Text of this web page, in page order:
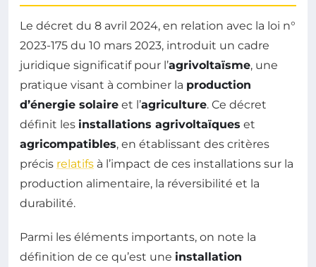
Le décret du 8 avril 2024, en relation avec la loi n°
2023-175 du 10 mars 2023, introduit un cadre
juridique significatif pour l’agrivoltaïsme, une
pratique visant à combiner la production
d’énergie solaire et l’agriculture. Ce décret
définit les installations agrivoltaïques et
agricompatibles, en établissant des critères
précis relatifs à l’impact de ces installations sur la
production alimentaire, la réversibilité et la
durabilité.
Parmi les éléments importants, on note la
définition de ce qu’est une installation